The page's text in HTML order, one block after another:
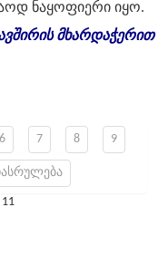
ნაყოფიერი იყო.
მხარდაჭერით
6 7 8 9